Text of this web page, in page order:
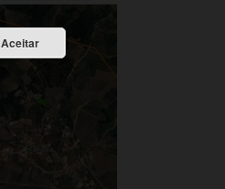
Aceitar